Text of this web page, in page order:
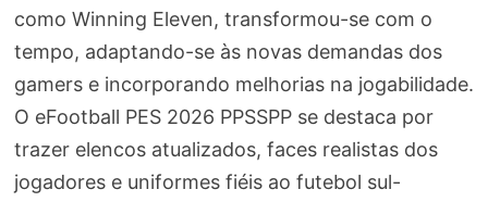
como Winning Eleven, transformou-se com o
tempo, adaptando-se às novas demandas dos
gamers e incorporando melhorias na jogabilidade.
O eFootball PES 2026 PPSSPP se destaca por
trazer elencos atualizados, faces realistas dos
jogadores e uniformes fiéis ao futebol sul-